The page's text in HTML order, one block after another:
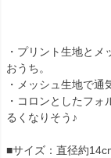
・プリント生地と
おうち。
・メッシュ生地で通
・コロンとしたフ
るくなりそう♪
■サイズ：直径約